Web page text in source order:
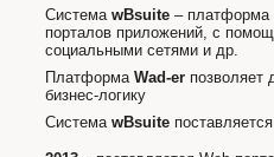
Система wBsuite – платформа
порталов приложений, с
социальными сетями и др.
Платформа Wad-er позволяет
бизнес-логику
Система wBsuite